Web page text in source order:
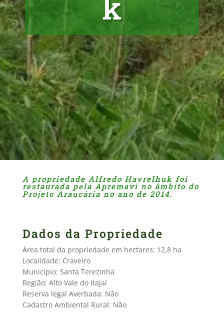
A propriedade Alfredo Havrelhuk foi
restaurada pela Apremavi no âmbito do
Projeto Araucária no ano de 2014.
Dados da Propriedade
Área total da propriedade em hectares: 12,8 ha
Localidade: Craveiro
Município: Santa Terezinha
Região: Alto Vale do Itajaí
Reserva legal Averbada: Não
Cadastro Ambiental Rural: Não